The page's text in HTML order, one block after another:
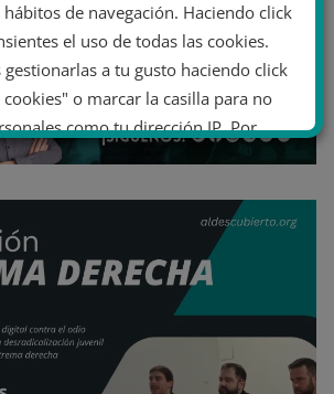
de navegación. Haciendo click
el uso de todas las cookies.
a tu gusto haciendo click
o marcar la casilla para no
como tu dirección IP. Por
nuestra Política de cookies.
personal
Aceptar cookies
cookies Política de cookies